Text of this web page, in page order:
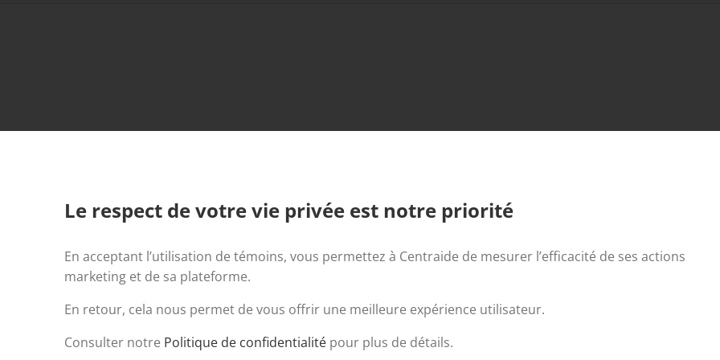
Tous droits réservés. © 2023 Centraide Laurentides | Propulsé par Likuid.com
Le respect de votre vie privée est notre priorité
En acceptant l’utilisation de témoins, vous permettez à Centraide de mesurer l’efficacité de ses actions
marketing et de sa plateforme.
En retour, cela nous permet de vous offrir une meilleure expérience utilisateur.
Consulter notre Politique de confidentialité pour plus de détails.